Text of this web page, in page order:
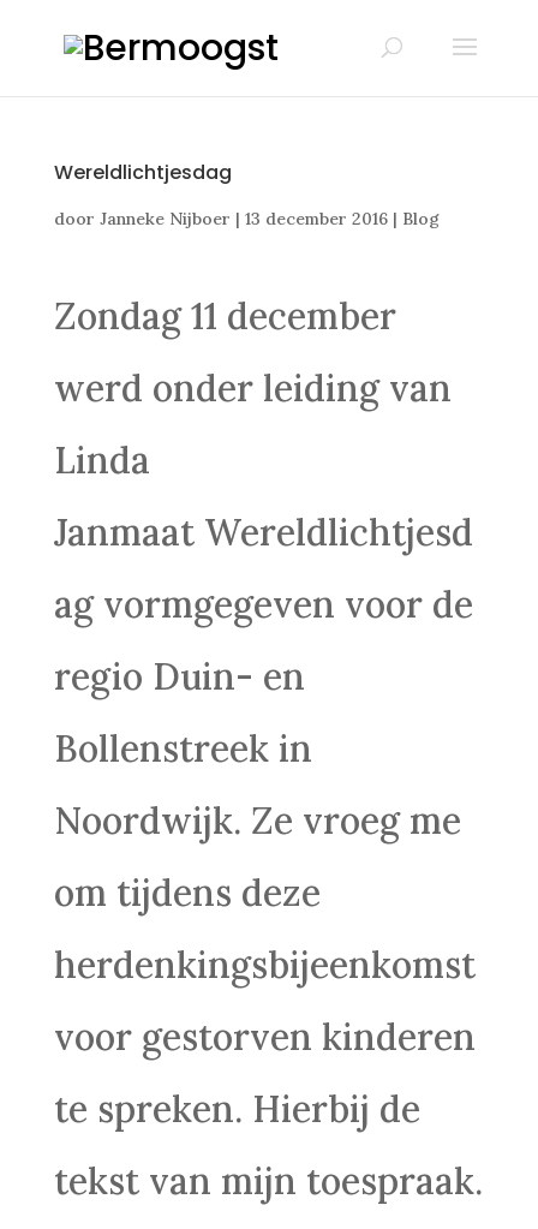
Wereldlichtjesdag
door Janneke Nijboer | 13 december 2016| Blog
Zondag 11 december
werd onder leiding van
Linda
Janmaat Wereldlichtjesd
ag vormgegeven voor de
regio Duin- en
Bollenstreek in
Noordwijk. Ze vroeg me
om tijdens deze
herdenkingsbijeenkomst
voor gestorven kinderen
te spreken. Hierbij de
tekst van mijn toespraak.